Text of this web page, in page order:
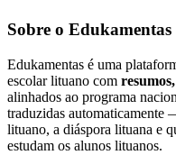
Sobre o Edukamentas
Edukamentas é uma
escolar lituano com
alinhados ao programa
traduzidas automaticamente
lituano, a diáspora lituana e
estudam os alunos lituanos.